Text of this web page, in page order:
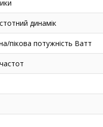
динамік
пікова потужність Ватт